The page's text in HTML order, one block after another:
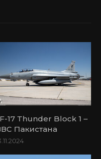
17 Thunder Block 1 –
Пакистана